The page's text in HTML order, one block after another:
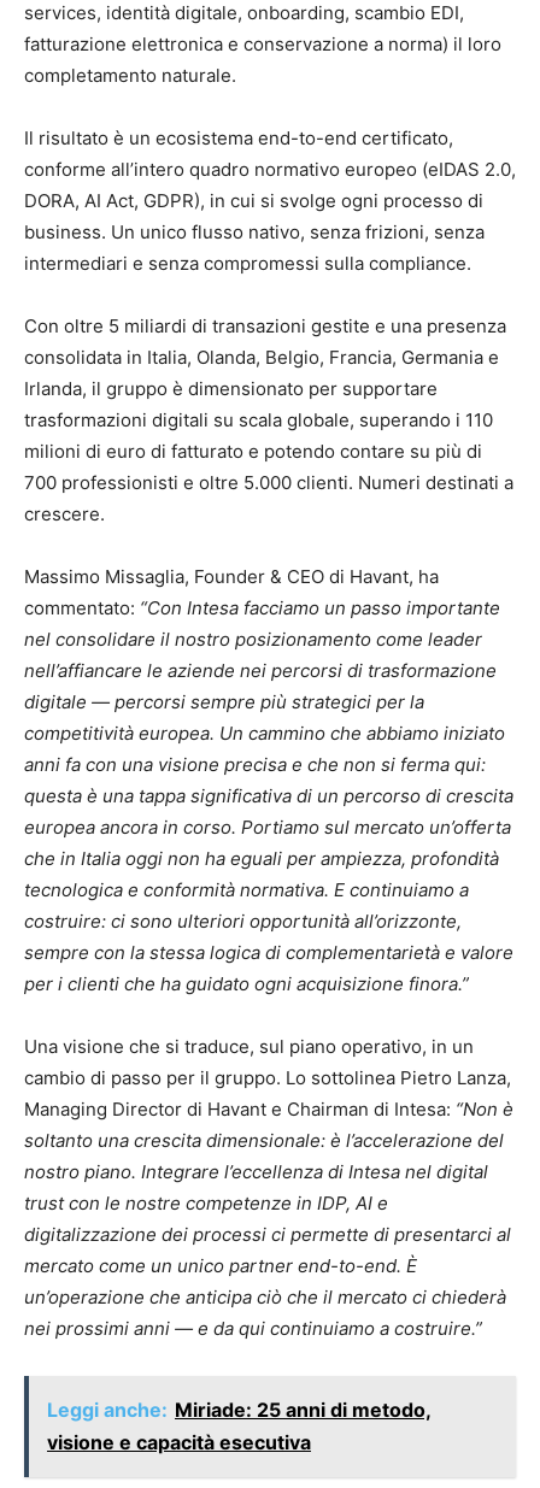
services, identità digitale, onboarding, scambio EDI,
fatturazione elettronica e conservazione a norma) il loro
completamento naturale.
Il risultato è un ecosistema end-to-end certificato,
conforme all’intero quadro normativo europeo (eIDAS 2.0,
DORA, AI Act, GDPR), in cui si svolge ogni processo di
business. Un unico flusso nativo, senza frizioni, senza
intermediari e senza compromessi sulla compliance.
Con oltre 5 miliardi di transazioni gestite e una presenza
consolidata in Italia, Olanda, Belgio, Francia, Germania e
Irlanda, il gruppo è dimensionato per supportare
trasformazioni digitali su scala globale, superando i 110
milioni di euro di fatturato e potendo contare su più di
700 professionisti e oltre 5.000 clienti. Numeri destinati a
crescere.
Massimo Missaglia, Founder & CEO di Havant, ha
commentato: “Con Intesa facciamo un passo importante
nel consolidare il nostro posizionamento come leader
nell’affiancare le aziende nei percorsi di trasformazione
digitale — percorsi sempre più strategici per la
competitività europea. Un cammino che abbiamo iniziato
anni fa con una visione precisa e che non si ferma qui:
questa è una tappa significativa di un percorso di crescita
europea ancora in corso. Portiamo sul mercato un’offerta
che in Italia oggi non ha eguali per ampiezza, profondità
tecnologica e conformità normativa. E continuiamo a
costruire: ci sono ulteriori opportunità all’orizzonte,
sempre con la stessa logica di complementarietà e valore
per i clienti che ha guidato ogni acquisizione finora.”
Una visione che si traduce, sul piano operativo, in un
cambio di passo per il gruppo. Lo sottolinea Pietro Lanza,
Managing Director di Havant e Chairman di Intesa: “Non è
soltanto una crescita dimensionale: è l’accelerazione del
nostro piano. Integrare l’eccellenza di Intesa nel digital
trust con le nostre competenze in IDP, AI e
digitalizzazione dei processi ci permette di presentarci al
mercato come un unico partner end-to-end. È
un’operazione che anticipa ciò che il mercato ci chiederà
nei prossimi anni — e da qui continuiamo a costruire.”
Leggi anche: Miriade: 25 anni di metodo,
visione e capacità esecutiva